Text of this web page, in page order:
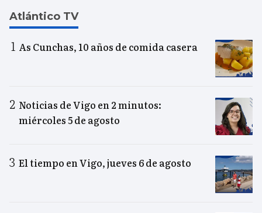
Atlántico TV
As Cunchas, 10 años de comida casera
Noticias de Vigo en 2 minutos:
miércoles 5 de agosto
El tiempo en Vigo, jueves 6 de agosto